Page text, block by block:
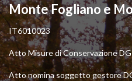
Monte Fogliano e
IT6010023
Atto Misure di Conservazione
Atto nomina soggetto gestore